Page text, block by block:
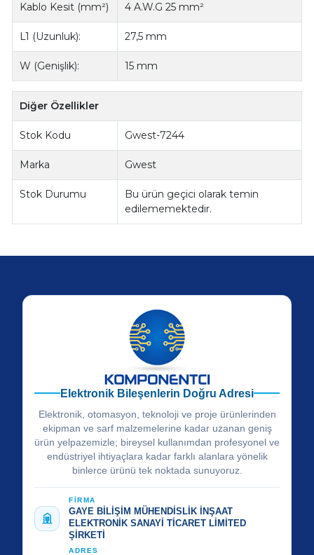
Kablo Kesit (mm²) 4 A.W.G 25 mm²
L1 (Uzunluk): 27,5 mm
W (Genişlik): 15 mm
Diğer Özellikler
Stok Kodu Gwest-7244
Marka Gwest
Stok Durumu
Bu ürün geçici olarak temin
edilememektedir.
Elektronik Bileşenlerin Doğru Adresi
Elektronik, otomasyon, teknoloji ve proje ürünlerinden
ekipman ve sarf malzemelerine kadar uzanan geniş
ürün yelpazemizle; bireysel kullanımdan profesyonel ve
endüstriyel ihtiyaçlara kadar farklı alanlara yönelik
binlerce ürünü tek noktada sunuyoruz.
FİRMA
GAYE BİLİŞİM MÜHENDİSLİK İNŞAAT
ELEKTRONİK SANAYİ TİCARET LİMİTED
ŞİRKETİ
ADRES